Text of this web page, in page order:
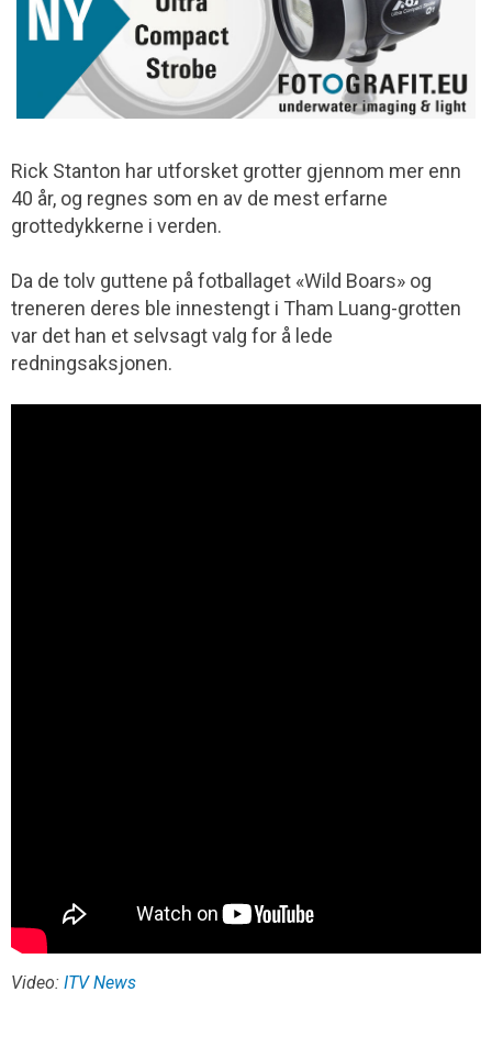
Rick Stanton har utforsket grotter gjennom mer enn
40 år, og regnes som en av de mest erfarne
grottedykkerne i verden.
Da de tolv guttene på fotballaget «Wild Boars» og
treneren deres ble innestengt i Tham Luang-grotten
var det han et selvsagt valg for å lede
redningsaksjonen.
Video: ITV News